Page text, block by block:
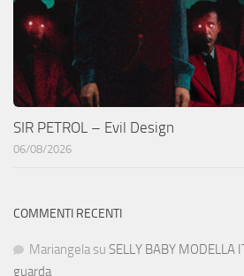
SIR PETROL – Evil Design
06/08/2026
COMMENTI RECENTI
Mariangela su SELLY BABY MODELLA
guarda